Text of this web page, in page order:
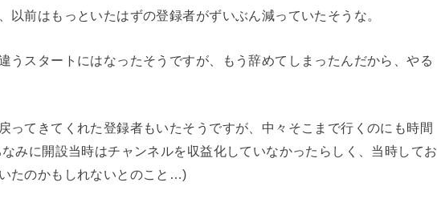
以前はもっといたはずの登録者がずいぶん減っていたそうな。
うスタートにはなったそうですが、もう辞めてしまったんだから、やる
ってきてくれた登録者もいたそうですが、中々そこまで行くのにも時間
みに開設当時はチャンネルを収益化していなかったらしく、当時してお
たのかもしれないとのこと…)